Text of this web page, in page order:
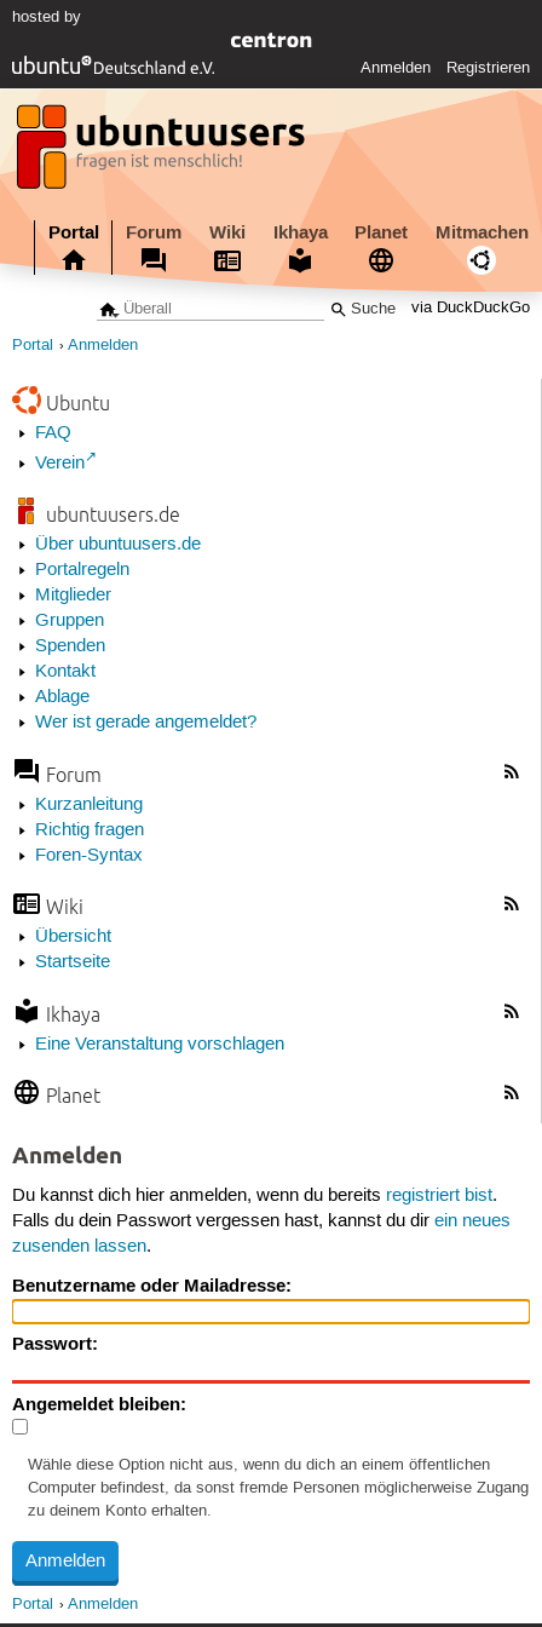
hosted by
Anmelden Registrieren
Portal Forum Wiki Ikhaya Planet Mitmachen
via DuckDuckGo
Portal Anmelden
Ubuntu
FAQ
Verein
ubuntuusers.de
Über ubuntuusers.de
Portalregeln
Mitglieder
Gruppen
Spenden
Kontakt
Ablage
Wer ist gerade angemeldet?
Forum
Kurzanleitung
Richtig fragen
Foren-Syntax
Wiki
Übersicht
Startseite
Ikhaya
Eine Veranstaltung vorschlagen
Planet
Anmelden
Du kannst dich hier anmelden, wenn du bereits registriert bist.
Falls du dein Passwort vergessen hast, kannst du dir ein neues
zusenden lassen.
Benutzername oder Mailadresse:
Passwort:
Angemeldet bleiben:
Wähle diese Option nicht aus, wenn du dich an einem öffentlichen
Computer befindest, da sonst fremde Personen möglicherweise Zugang
zu deinem Konto erhalten.
Portal Anmelden